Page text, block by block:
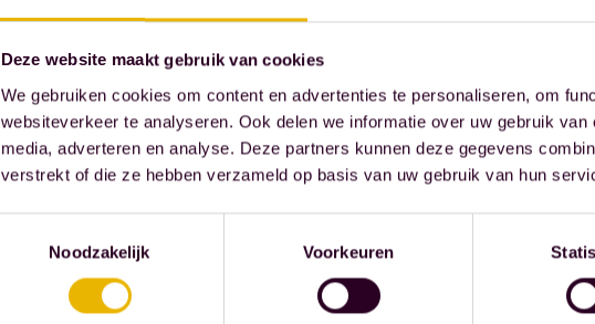
Deze website maakt gebruik van cookies
We gebruiken cookies om content en advertenties te personaliseren, om
websiteverkeer te analyseren. Ook delen we informatie over uw gebruik
media, adverteren en analyse. Deze partners kunnen deze gegevens
verstrekt of die ze hebben verzameld op basis van uw gebruik van hun
Noodzakelijk
Voorkeuren